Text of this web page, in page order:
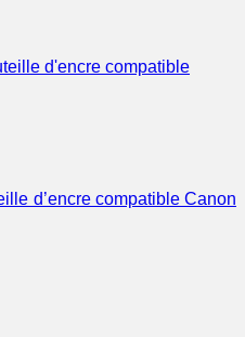
d’encre compatible Canon